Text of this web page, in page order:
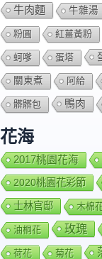
牛肉麵 牛雜湯
粉圓 紅薑黃粉
蚵嗲 蛋塔
關東煮 阿給
髒髒包 鴨肉
花海
2017桃園花海
2020桃園花彩節
士林官邸 木棉
油桐花 玫瑰
荷花 菊花